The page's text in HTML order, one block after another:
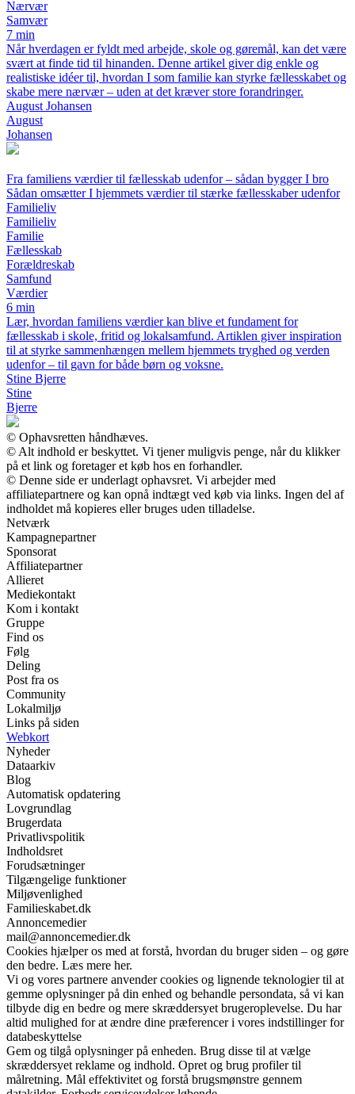
Nærvær
Samvær
7 min
Når hverdagen er fyldt med arbejde, skole og gøremål, kan det være
svært at finde tid til hinanden. Denne artikel giver dig enkle og
realistiske idéer til, hvordan I som familie kan styrke fællesskabet og
skabe mere nærvær – uden at det kræver store forandringer.
August Johansen
August
Johansen
Fra familiens værdier til fællesskab udenfor – sådan bygger I bro
Sådan omsætter I hjemmets værdier til stærke fællesskaber udenfor
Familieliv
Familieliv
Familie
Fællesskab
Forældreskab
Samfund
Værdier
6 min
Lær, hvordan familiens værdier kan blive et fundament for
fællesskab i skole, fritid og lokalsamfund. Artiklen giver inspiration
til at styrke sammenhængen mellem hjemmets tryghed og verden
udenfor – til gavn for både børn og voksne.
Stine Bjerre
Stine
Bjerre
© Ophavsretten håndhæves.
© Alt indhold er beskyttet. Vi tjener muligvis penge, når du klikker
på et link og foretager et køb hos en forhandler.
© Denne side er underlagt ophavsret. Vi arbejder med
affiliatepartnere og kan opnå indtægt ved køb via links. Ingen del af
indholdet må kopieres eller bruges uden tilladelse.
Netværk
Kampagnepartner
Sponsorat
Affiliatepartner
Allieret
Mediekontakt
Kom i kontakt
Gruppe
Find os
Følg
Deling
Post fra os
Community
Lokalmiljø
Links på siden
Webkort
Nyheder
Dataarkiv
Blog
Automatisk opdatering
Lovgrundlag
Brugerdata
Privatlivspolitik
Indholdsret
Forudsætninger
Tilgængelige funktioner
Miljøvenlighed
Familieskabet.dk
Annoncemedier
mail@annoncemedier.dk
Cookies hjælper os med at forstå, hvordan du bruger siden – og gøre
den bedre. Læs mere her.
Vi og vores partnere anvender cookies og lignende teknologier til at
gemme oplysninger på din enhed og behandle persondata, så vi kan
tilbyde dig en bedre og mere skræddersyet brugeroplevelse. Du har
altid mulighed for at ændre dine præferencer i vores indstillinger for
databeskyttelse
Gem og tilgå oplysninger på enheden. Brug disse til at vælge
skræddersyet reklame og indhold. Opret og brug profiler til
målretning. Mål effektivitet og forstå brugsmønstre gennem